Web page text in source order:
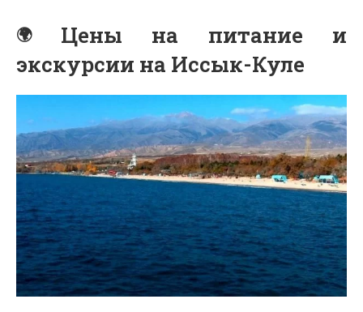
Цены на питание и
экскурсии на Иссык-Куле